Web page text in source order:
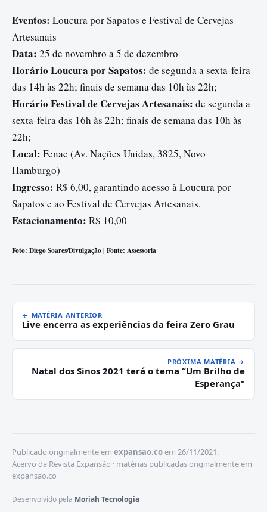
Eventos: Loucura por Sapatos e Festival de Cervejas
Artesanais
Data: 25 de novembro a 5 de dezembro
Horário Loucura por Sapatos: de segunda a sexta-feira
das 14h às 22h; finais de semana das 10h às 22h;
Horário Festival de Cervejas Artesanais: de segunda a
sexta-feira das 16h às 22h; finais de semana das 10h às
22h;
Local: Fenac (Av. Nações Unidas, 3825, Novo
Hamburgo)
Ingresso: R$ 6,00, garantindo acesso à Loucura por
Sapatos e ao Festival de Cervejas Artesanais.
Estacionamento: R$ 10,00
Foto: Diego Soares/Divulgação | Fonte: Assessoria
← MATÉRIA ANTERIOR
Live encerra as experiências da feira Zero Grau
PRÓXIMA MATÉRIA →
Natal dos Sinos 2021 terá o tema “Um Brilho de
Esperança"
Publicado originalmente em expansao.coem 26/11/2021.
Acervo da Revista Expansão · matérias publicadas originalmente em
expansao.co
Desenvolvido pela Moriah Tecnologia